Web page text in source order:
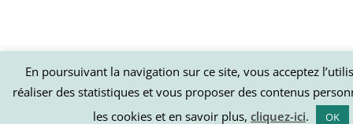
En poursuivant la navigation sur ce site, vous acceptez
réaliser des statistiques et vous proposer des contenus
les cookies et en savoir plus, cliquez-ici. OK